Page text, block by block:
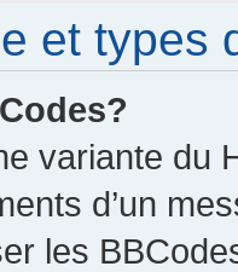
et types
variante du
d’un
les